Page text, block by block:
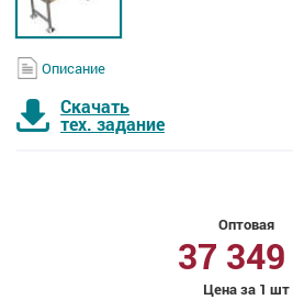
Описание
Скачать
тех. задание
Оптовая
37 349
Цена за 1 шт